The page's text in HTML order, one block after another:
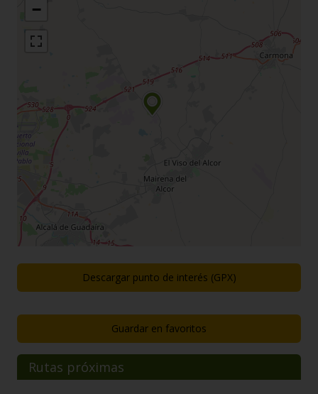
−
Descargar punto de interés (GPX)
Guardar en favoritos
Rutas próximas